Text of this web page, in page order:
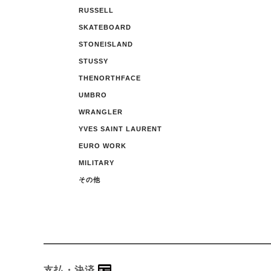
RUSSELL
SKATEBOARD
STONEISLAND
STUSSY
THENORTHFACE
UMBRO
WRANGLER
YVES SAINT LAURENT
EURO WORK
MILITARY
その他